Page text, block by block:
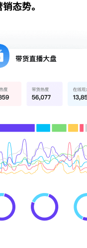
态势。